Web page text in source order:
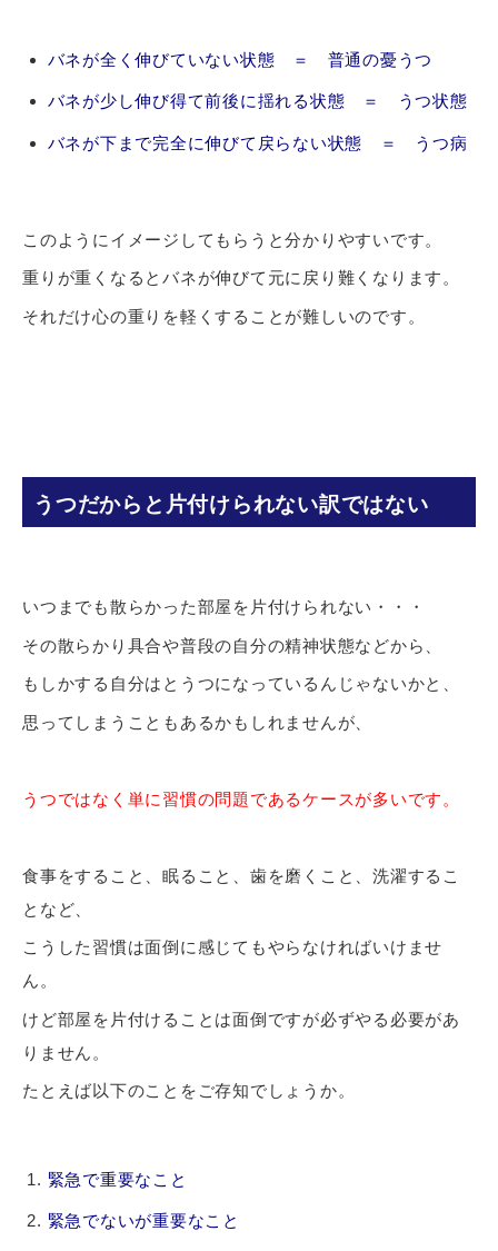
バネが全く伸びていない状態 ＝ 普通の憂うつ
バネが少し伸び得て前後に揺れる状態 ＝ うつ状態
バネが下まで完全に伸びて戻らない状態 ＝ うつ病
このようにイメージしてもらうと分かりやすいです。
重りが重くなるとバネが伸びて元に戻り難くなります。
それだけ心の重りを軽くすることが難しいのです。
うつだからと片付けられない訳ではない
いつまでも散らかった部屋を片付けられない・・・
その散らかり具合や普段の自分の精神状態などから、
もしかする自分はとうつになっているんじゃないかと、
思ってしまうこともあるかもしれませんが、
うつではなく単に習慣の問題であるケースが多いです。
食事をすること、眠ること、歯を磨くこと、洗濯するこ
となど、
こうした習慣は面倒に感じてもやらなければいけませ
ん。
けど部屋を片付けることは面倒ですが必ずやる必要があ
りません。
たとえば以下のことをご存知でしょうか。
緊急で重要なこと
緊急でないが重要なこと